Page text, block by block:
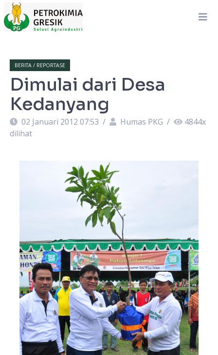
BERITA / REPORTASE
Dimulai dari Desa
Kedanyang
02 Januari 2012 07:53 / Humas PKG / 4844x
dilihat